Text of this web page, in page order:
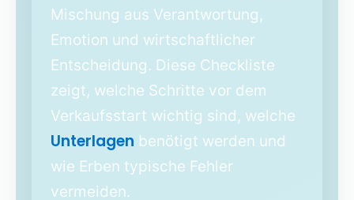
Mischung aus Verantwortung,
Emotion und wirtschaftlicher
Entscheidung. Diese Checkliste
zeigt, welche Schritte vor dem
Verkaufsstart wichtig sind, welche
Unterlagen benötigt werden und
wie Erben typische Fehler
vermeiden.